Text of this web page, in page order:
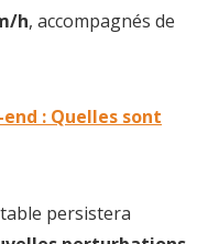
h, accompagnés de
: Quelles sont
persistera